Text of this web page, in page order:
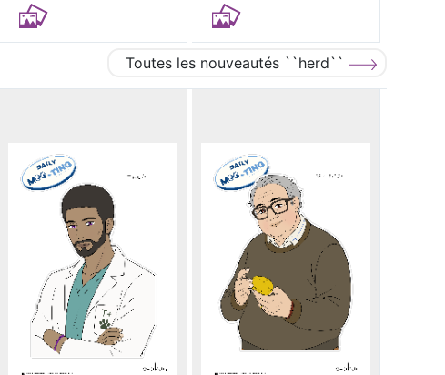
Toutes les nouveautés ``herd``